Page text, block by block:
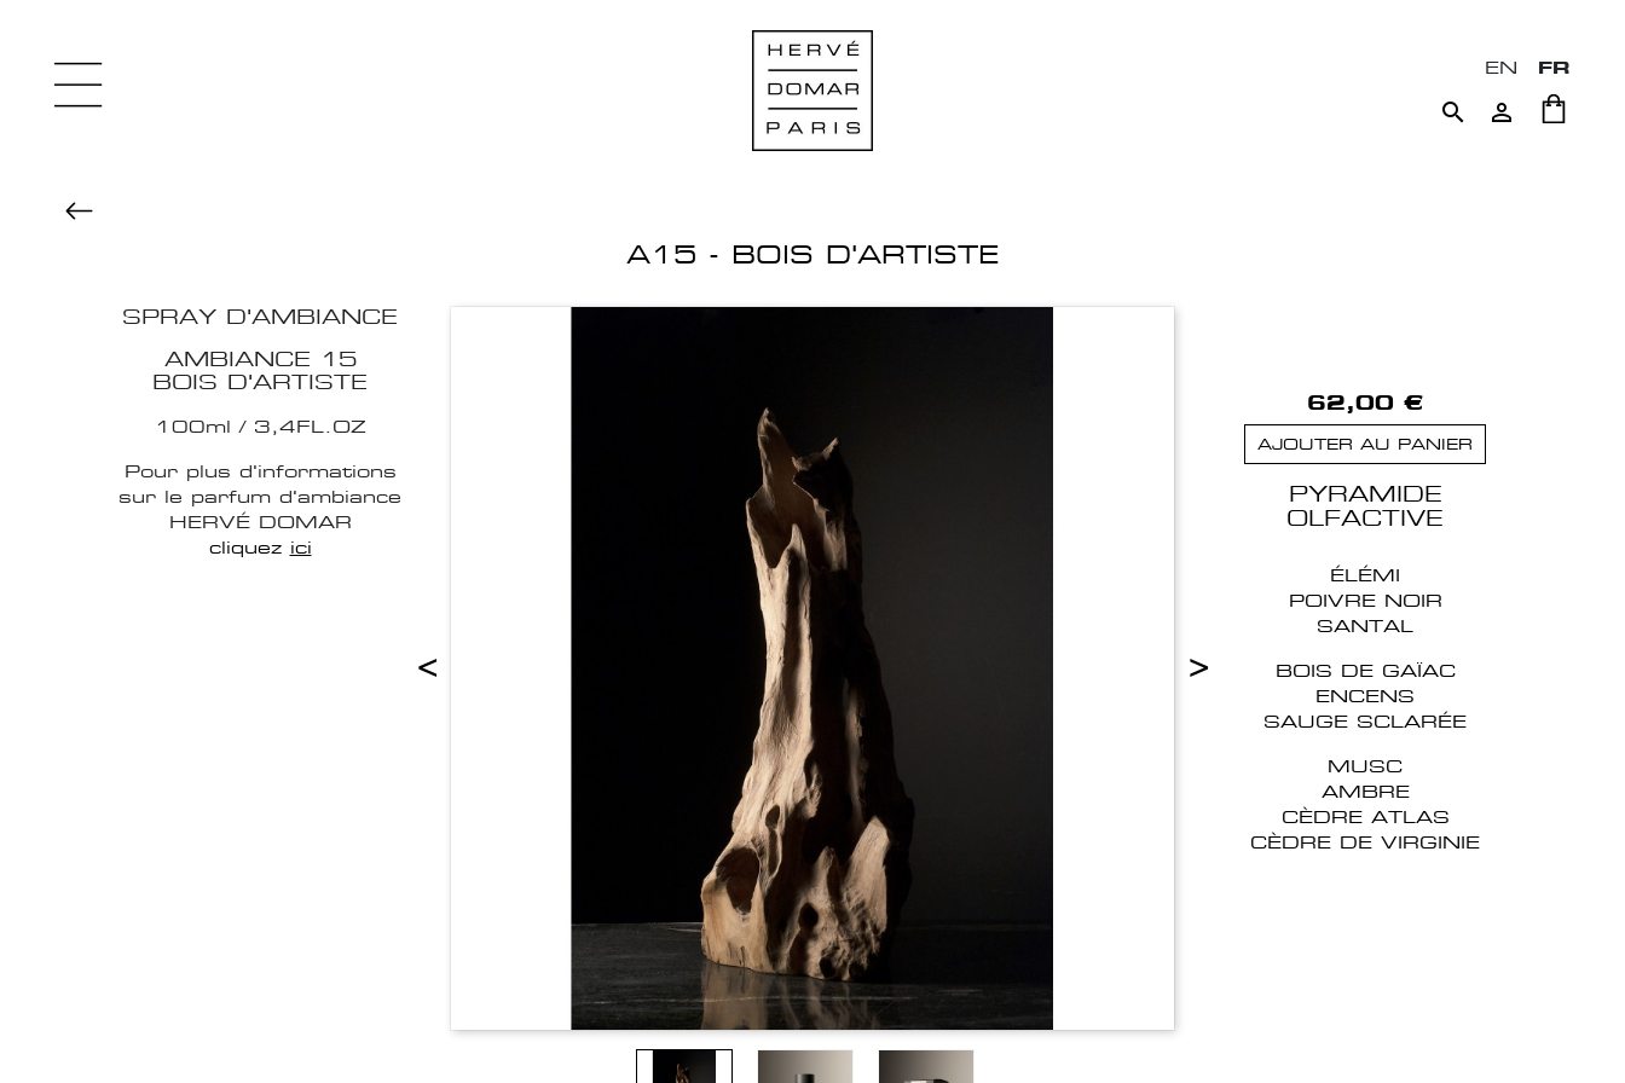
EN FR
 
A15 - BOIS D'ARTISTE
SPRAY D'AMBIANCE
AMBIANCE 15
BOIS D'ARTISTE
100ml / 3,4FL.OZ
Pour plus d'informations
sur le parfum d'ambiance
HERVÉ DOMAR
cliquez ici
< >
62,00 €
AJOUTER AU PANIER
PYRAMIDE
OLFACTIVE
ÉLÉMI
POIVRE NOIR
SANTAL
BOIS DE GAÏAC
ENCENS
SAUGE SCLARÉE
MUSC
AMBRE
CÈDRE ATLAS
CÈDRE DE VIRGINIE